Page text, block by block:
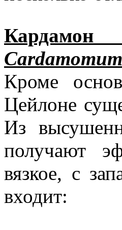
Кардамон
Кроме
Цейлоне
Из
получают
вязкое, с
входит: